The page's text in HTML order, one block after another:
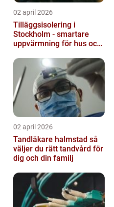
02 april 2026
Tilläggsisolering i
Stockholm - smartare
uppvärmning för hus och
02 april 2026
Tandläkare halmstad så
väljer du rätt tandvård för
dig och din familj